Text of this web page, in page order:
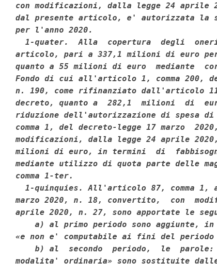
con modificazioni, dalla legge 24 aprile
dal presente articolo, e' autorizzata la
per l'anno 2020.
1-quater.  Alla  copertura  degli
articolo, pari a 337,1 milioni di euro
quanto a 55 milioni di euro  mediante
Fondo di cui all'articolo 1, comma 200,
n. 190, come rifinanziato dall'articolo
decreto, quanto a  282,1  milioni  di
riduzione dell'autorizzazione di
comma 1, del decreto-legge 17 marzo
modificazioni, dalla legge 24 aprile
milioni di euro, in termini  di
mediante utilizzo di quota parte delle
comma 1-ter.
1-quinquies. All'articolo 87, comma 1,
marzo 2020, n. 18, convertito,  con
aprile 2020, n. 27, sono apportate le
a) al primo periodo sono aggiunte,
«e non e' computabile ai fini del
b) al  secondo  periodo,  le
modalita' ordinaria» sono sostituite